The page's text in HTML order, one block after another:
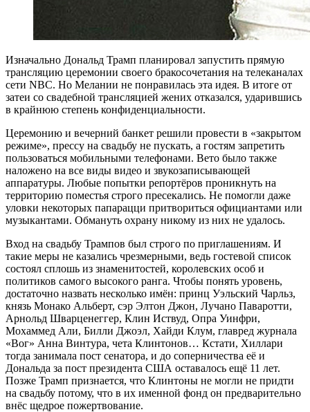
Изначально Дональд Трамп планировал запустить прямую
трансляцию церемонии своего бракосочетания на телеканалах
сети NBC. Но Мелании не понравилась эта идея. В итоге от
затеи со свадебной трансляцией жених отказался, ударившись
в крайнюю степень конфиденциальности.
Церемонию и вечерний банкет решили провести в «закрытом
режиме», прессу на свадьбу не пускать, а гостям запретить
пользоваться мобильными телефонами. Вето было также
наложено на все виды видео и звукозаписывающей
аппаратуры. Любые попытки репортёров проникнуть на
территорию поместья строго пресекались. Не помогли даже
уловки некоторых папарацци притвориться официантами или
музыкантами. Обмануть охрану никому из них не удалось.
Вход на свадьбу Трампов был строго по приглашениям. И
такие меры не казались чрезмерными, ведь гостевой список
состоял сплошь из знаменитостей, королевских особ и
политиков самого высокого ранга. Чтобы понять уровень,
достаточно назвать несколько имён: принц Уэльский Чарльз,
князь Монако Альберт, сэр Элтон Джон, Лучано Паваротти,
Арнольд Шварценеггер, Клин Иствуд, Опра Уинфри,
Мохаммед Али, Билли Джоэл, Хайди Клум, главред журнала
«Вог» Анна Винтура, чета Клинтонов… Кстати, Хиллари
тогда занимала пост сенатора, и до соперничества её и
Дональда за пост президента США оставалось ещё 11 лет.
Позже Трамп признается, что Клинтоны не могли не придти
на свадьбу потому, что в их именной фонд он предварительно
внёс щедрое пожертвование.